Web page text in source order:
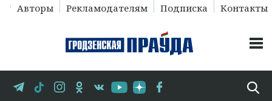
Авторы Рекламодателям Подписка Контакты